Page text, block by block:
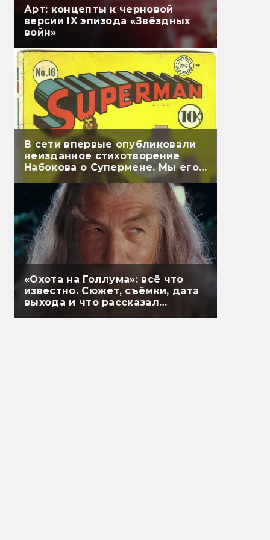
Арт: концепты к черновой
версии IX эпизода «Звёздных
войн»
В сети впервые опубликовали
неизданное стихотворение
Набокова о Супермене. Мы его
перевели
«Охота на Голлума»: всё что
известно. Сюжет, съёмки, дата
выхода и что рассказал